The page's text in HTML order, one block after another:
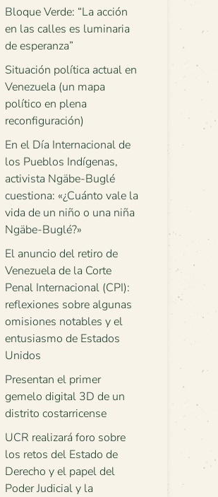
Bloque Verde: “La acción
en las calles es luminaria
de esperanza”
Situación política actual en
Venezuela (un mapa
político en plena
reconfiguración)
En el Día Internacional de
los Pueblos Indígenas,
activista Ngäbe-Buglé
cuestiona: «¿Cuánto vale la
vida de un niño o una niña
Ngäbe-Buglé?»
El anuncio del retiro de
Venezuela de la Corte
Penal Internacional (CPI):
reflexiones sobre algunas
omisiones notables y el
entusiasmo de Estados
Unidos
Presentan el primer
gemelo digital 3D de un
distrito costarricense
UCR realizará foro sobre
los retos del Estado de
Derecho y el papel del
Poder Judicial y la